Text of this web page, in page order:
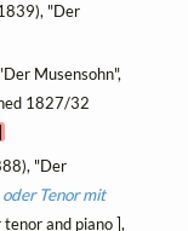
"Der
Musensohn",
1827/32
"Der
oder Tenor mit
and piano ],